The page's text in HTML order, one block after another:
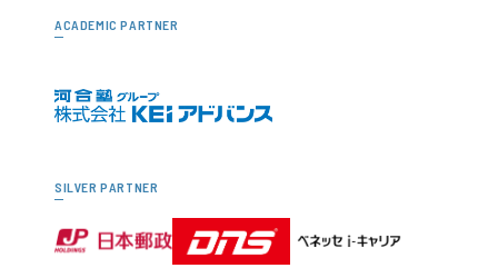
ACADEMIC PARTNER
SILVER PARTNER